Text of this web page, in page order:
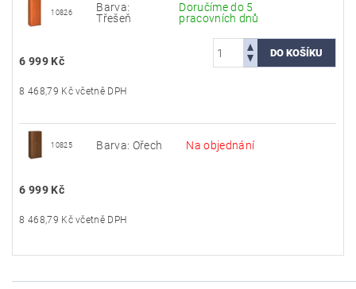
10826
Barva:
Třešeň
Doručíme do 5
pracovních dnů
6 999 Kč
8 468,79 Kč včetně DPH
10825 Barva: Ořech Na objednání
6 999 Kč
8 468,79 Kč včetně DPH